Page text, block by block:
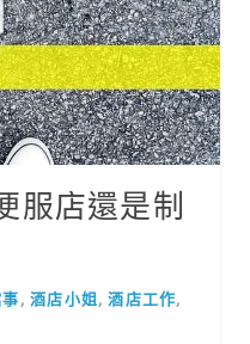
服店還是制
,酒店小姐,酒店工作,